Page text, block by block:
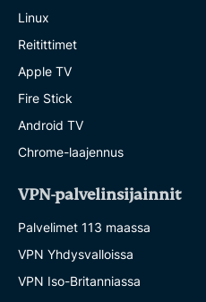
Linux
Reitittimet
Apple TV
Fire Stick
Android TV
Chrome-laajennus
VPN-palvelinsijainnit
Palvelimet 113 maassa
VPN Yhdysvalloissa
VPN Iso-Britanniassa